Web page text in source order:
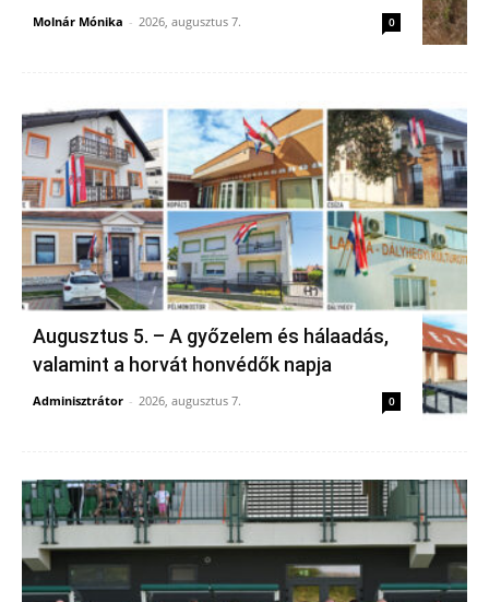
Molnár Mónika - 2026, augusztus 7. 0
Augusztus 5. – A győzelem és hálaadás,
valamint a horvát honvédők napja
Adminisztrátor - 2026, augusztus 7. 0